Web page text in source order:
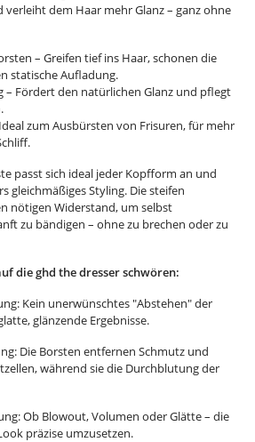
dem Haar mehr Glanz – ganz ohne
– Greifen tief ins Haar, schonen die
statische Aufladung.
Fördert den natürlichen Glanz und pflegt
zum Ausbürsten von Frisuren, für mehr
passt sich ideal jeder Kopfform an und
gleichmäßiges Styling. Die steifen
nötigen Widerstand, um selbst
zu bändigen – ohne zu brechen oder zu
die ghd the dresser schwören:
Kein unerwünschtes "Abstehen" der
glänzende Ergebnisse.
Die Borsten entfernen Schmutz und
während sie die Durchblutung der
Ob Blowout, Volumen oder Glätte – die
präzise umzusetzen.